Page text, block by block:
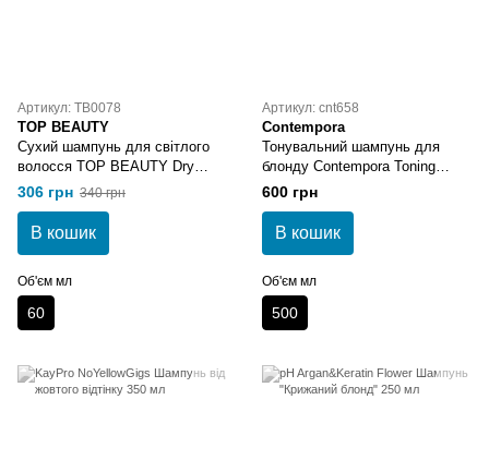
Артикул: TB0078
TOP BEAUTY
Сухий шампунь для світлого
волосся TOP BEAUTY Dry
Shampoo
306 грн 340 грн
В кошик
Об'єм мл
60
Артикул: cnt658
Contempora
Тонувальний шампунь для
блонду Contempora Toning
Silver Shampoo
600 грн
В кошик
Об'єм мл
500